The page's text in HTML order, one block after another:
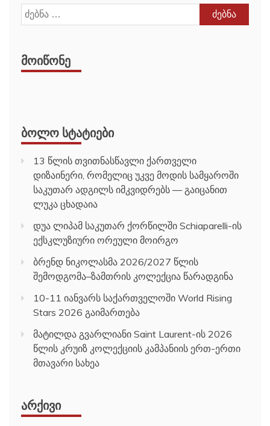
ძებნა:
ᲛᲝᲘᲬᲝᲜᲔ
ᲑᲝᲚᲝ ᲡᲢᲐᲢᲘᲔᲑᲘ
13 წლის თვითნასწავლი ქართველი
დიზაინერი, რომელიც უკვე მოდის სამყაროში
საკუთარ ადგილს იმკვიდრებს — გაიცანით
ლუკა ცხადაია
დუა ლიპამ საკუთარ ქორწილში Schiaparelli-ის
ექსკლუზიური ორეული მოირგო
ბრენდ ნიკოლასმა 2026/2027 წლის
შემოდგომა–ზამთრის კოლექცია წარადგინა
10-11 იანვარს საქართველოში World Rising
Stars 2026 გაიმართება
მატილდა გვარლიანი Saint Laurent-ის 2026
წლის კრუიზ კოლექციის კამპანიის ერთ-ერთი
მთავარი სახეა
ᲐᲠᲥᲘᲕᲘ